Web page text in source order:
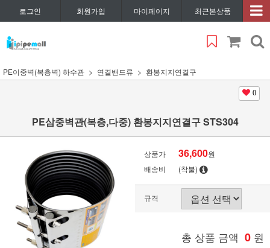
로그인 회원가입 마이페이지 최근본상품
PE이중벽(복층벽) 하수관 연결밴드류 환봉지지연결구
0
PE삼중벽관(복층,다중) 환봉지지연결구 STS304
상품가 36,600원
배송비
(착불)
규격
총 상품 금액 0 원